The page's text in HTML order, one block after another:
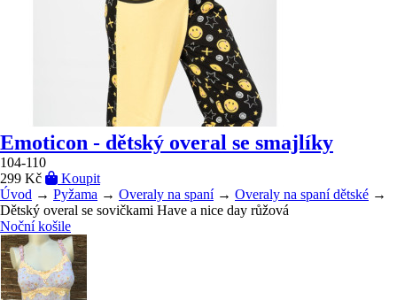
Emoticon - dětský overal se smajlíky
104-110
299 Kč
Koupit
Úvod → Pyžama → Overaly na spaní→ Overaly na spaní dětské →
Dětský overal se sovičkami Have a nice day růžová
Noční košile